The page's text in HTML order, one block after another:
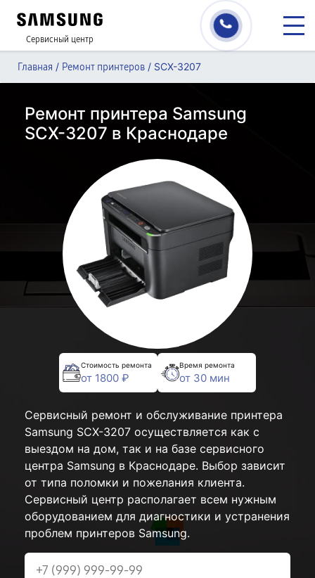
Сервисный центр
Главная / Ремонт принтеров / SCX-3207
Ремонт принтера Samsung
SCX-3207 в Краснодаре
Стоимость ремонта
от 1800 ₽
Время ремонта
от 30 мин
Сервисный ремонт и обслуживание принтера
Samsung SCX-3207 осуществляется как с
выездом на дом, так и на базе сервисного
центра Samsung в Краснодаре. Выбор зависит
от типа поломки и пожелания клиента.
Сервисный центр располагает всем нужным
оборудованием для диагностики и устранения
проблем принтеров Samsung.